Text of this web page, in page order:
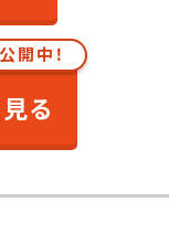
開中！
る